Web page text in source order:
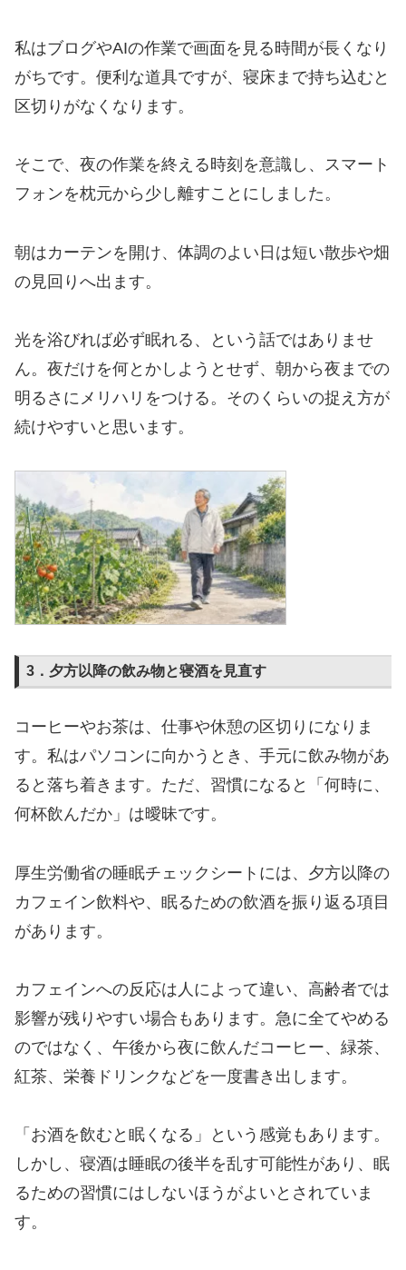
私はブログやAIの作業で画面を見る時間が長くなり
がちです。便利な道具ですが、寝床まで持ち込むと
区切りがなくなります。
そこで、夜の作業を終える時刻を意識し、スマート
フォンを枕元から少し離すことにしました。
朝はカーテンを開け、体調のよい日は短い散歩や畑
の見回りへ出ます。
光を浴びれば必ず眠れる、という話ではありませ
ん。夜だけを何とかしようとせず、朝から夜までの
明るさにメリハリをつける。そのくらいの捉え方が
続けやすいと思います。
3．夕方以降の飲み物と寝酒を見直す
コーヒーやお茶は、仕事や休憩の区切りになりま
す。私はパソコンに向かうとき、手元に飲み物があ
ると落ち着きます。ただ、習慣になると「何時に、
何杯飲んだか」は曖昧です。
厚生労働省の睡眠チェックシートには、夕方以降の
カフェイン飲料や、眠るための飲酒を振り返る項目
があります。
カフェインへの反応は人によって違い、高齢者では
影響が残りやすい場合もあります。急に全てやめる
のではなく、午後から夜に飲んだコーヒー、緑茶、
紅茶、栄養ドリンクなどを一度書き出します。
「お酒を飲むと眠くなる」という感覚もあります。
しかし、寝酒は睡眠の後半を乱す可能性があり、眠
るための習慣にはしないほうがよいとされていま
す。